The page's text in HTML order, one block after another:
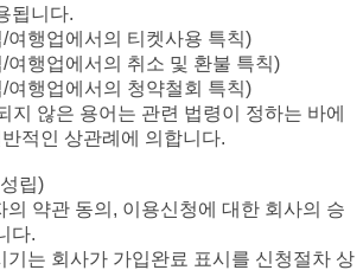
됩니다.
여행업에서의 티켓사용 특칙)
여행업에서의 취소 및 환불 특칙)
여행업에서의 청약철회 특칙)
지 않은 용어는 관련 법령이 정하는 바에
적인 상관례에 의합니다.
립)
의 약관 동의, 이용신청에 대한 회사의 승
다.
기는 회사가 가입완료 표시를 신청절차 상